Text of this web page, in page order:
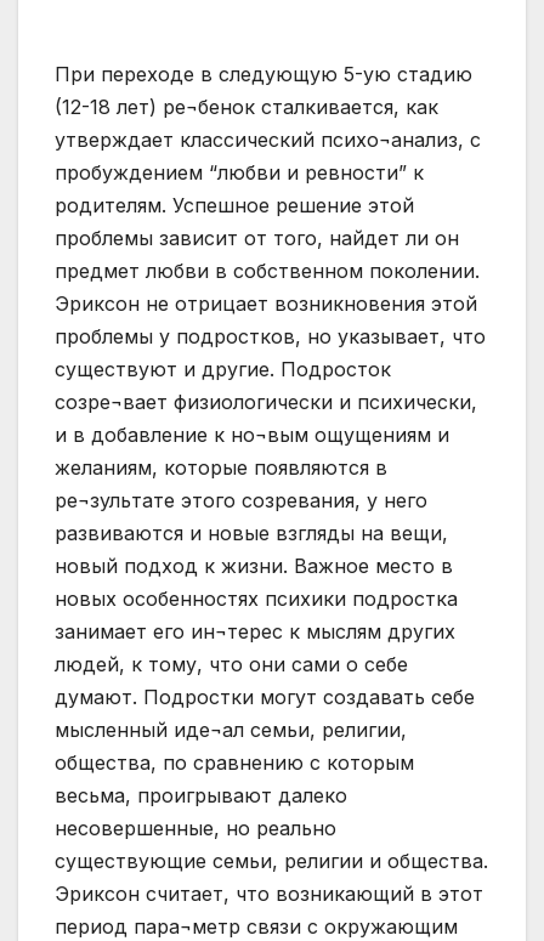
При переходе в следующую 5-ую стадию
(12-18 лет) ре¬бенок сталкивается, как
утверждает классический психо¬анализ, с
пробуждением “любви и ревности” к
родителям. Успешное решение этой
проблемы зависит от того, найдет ли он
предмет любви в собственном поколении.
Эриксон не отрицает возникновения этой
проблемы у подростков, но указывает, что
существуют и другие. Подросток
созре¬вает физиологически и психически,
и в добавление к но¬вым ощущениям и
желаниям, которые появляются в
ре¬зультате этого созревания, у него
развиваются и новые взгляды на вещи,
новый подход к жизни. Важное место в
новых особенностях психики подростка
занимает его ин¬терес к мыслям других
людей, к тому, что они сами о себе
думают. Подростки могут создавать себе
мысленный иде¬ал семьи, религии,
общества, по сравнению с которым
весьма, проигрывают далеко
несовершенные, но реально
существующие семьи, религии и общества.
Эриксон считает, что возникающий в этот
период пара¬метр связи с окружающим